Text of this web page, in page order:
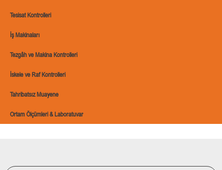
Tesisat Kontrolleri
İş Makinaları
Tezgâh ve Makina Kontrolleri
İskele ve Raf Kontrolleri
Tahribatsız Muayene
Ortam Ölçümleri & Laboratuvar